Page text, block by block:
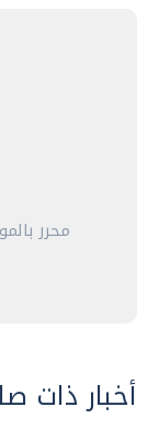
محرر
أخبار ذات